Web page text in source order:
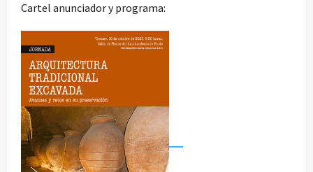
Cartel anunciador y programa: